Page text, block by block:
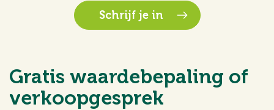
Schrijf je in
Gratis waardebepaling of
verkoopgesprek